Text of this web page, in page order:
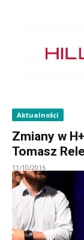
Aktualności
Zmiany w
Tomasz
11/10/2016